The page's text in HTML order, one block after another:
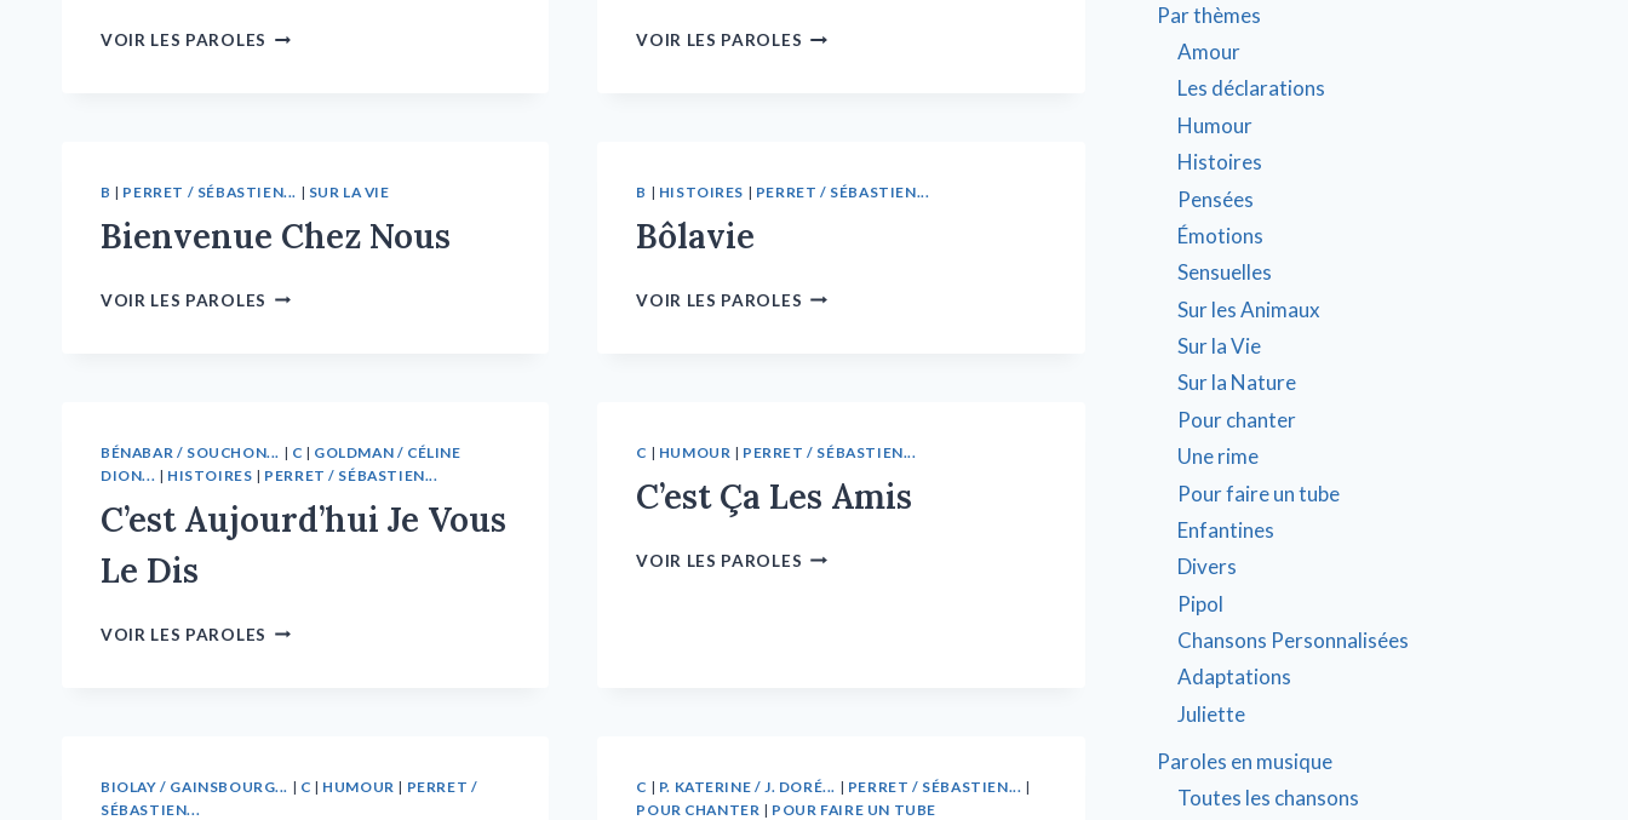
VOIR LES PAROLES VOIR LES PAROLES
B | PERRET / SÉBASTIEN... | SUR LA VIE
Bienvenue Chez Nous
VOIR LES PAROLES
B | HISTOIRES | PERRET / SÉBASTIEN...
Bôlavie
VOIR LES PAROLES
BÉNABAR / SOUCHON... | C | GOLDMAN / CÉLINE
DION... | HISTOIRES | PERRET / SÉBASTIEN...
C’est Aujourd’hui Je Vous
Le Dis
VOIR LES PAROLES
C | HUMOUR | PERRET / SÉBASTIEN...
C’est Ça Les Amis
VOIR LES PAROLES
BIOLAY / GAINSBOURG... | C | HUMOUR | PERRET /
SÉBASTIEN...
C | P. KATERINE / J. DORÉ... | PERRET / SÉBASTIEN... |
POUR CHANTER | POUR FAIRE UN TUBE
Par thèmes
Amour
Les déclarations
Humour
Histoires
Pensées
Émotions
Sensuelles
Sur les Animaux
Sur la Vie
Sur la Nature
Pour chanter
Une rime
Pour faire un tube
Enfantines
Divers
Pipol
Chansons Personnalisées
Adaptations
Juliette
Paroles en musique
Toutes les chansons